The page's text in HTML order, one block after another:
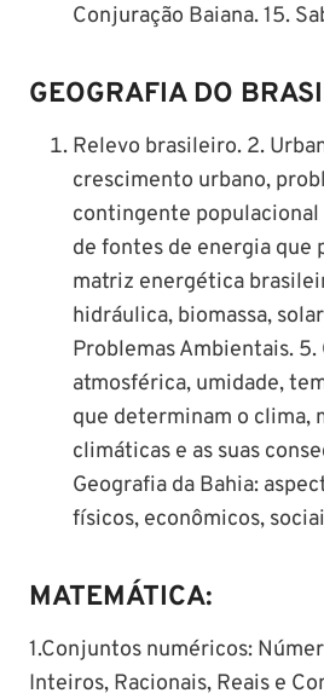
Conjuração Baiana. 15.
GEOGRAFIA DO
Relevo brasileiro. 2.
crescimento urbano,
contingente
de fontes de energia que
matriz energética
hidráulica, biomassa,
Problemas Ambientais. 5.
atmosférica, umidade,
que determinam o clima,
climáticas e as suas
Geografia da Bahia:
físicos, econômicos,
MATEMÁTICA:
1.Conjuntos numéricos:
Inteiros, Racionais, Reais e